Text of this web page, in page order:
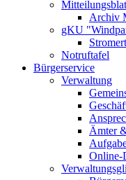
Archiv
gKU
Notruftafel
Bürgerservice
Verwaltung
Ämter
Online-